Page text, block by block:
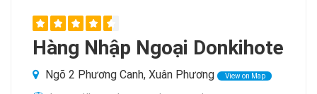
Hàng Nhập Ngoại Donkihote
Ngõ 2 Phương Canh, Xuân Phương View on Map